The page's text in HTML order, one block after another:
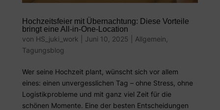
Hochzeitsfeier mit Übernachtung: Diese Vorteile
bringt eine All-in-One-Location
von HS_juki_work Juni 10, 2025 Allgemein
Tagungsblog
Wer seine Hochzeit plant, wünscht sich vor allem
eines: einen unvergesslichen Tag – ohne Stress, ohne
Logistikprobleme und mit ganz viel Zeit für die
schönen Momente. Eine der besten Entscheidungen